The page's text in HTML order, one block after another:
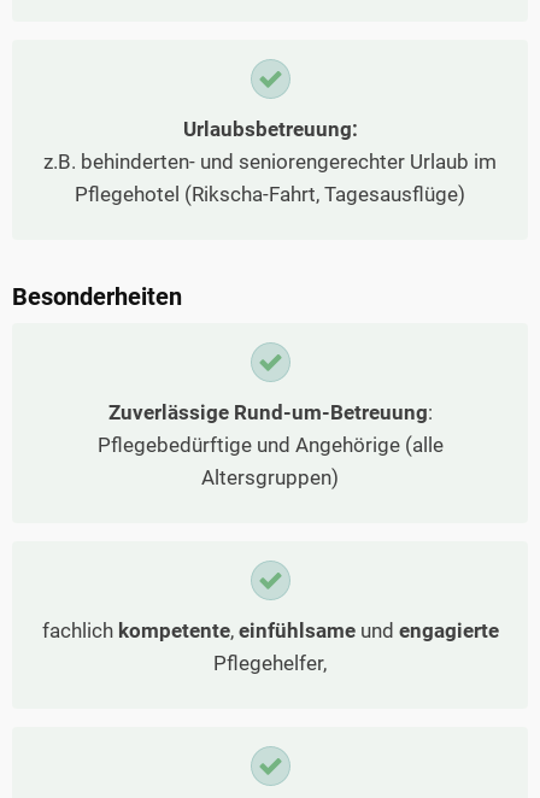
Urlaubsbetreuung:
z.B. behinderten- und seniorengerechter Urlaub im
Pflegehotel (Rikscha-Fahrt, Tagesausflüge)
Besonderheiten
Zuverlässige Rund-um-Betreuung:
Pflegebedürftige und Angehörige (alle
Altersgruppen)
fachlich kompetente, einfühlsameund engagierte
Pflegehelfer,